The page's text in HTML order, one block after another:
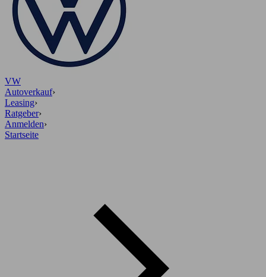
VW
Autoverkauf›
Leasing›
Ratgeber›
Anmelden›
Startseite